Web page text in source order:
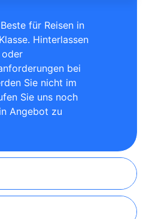
für Reisen in
Hinterlassen
oder
bei
Sie nicht im
Sie uns noch
Angebot zu